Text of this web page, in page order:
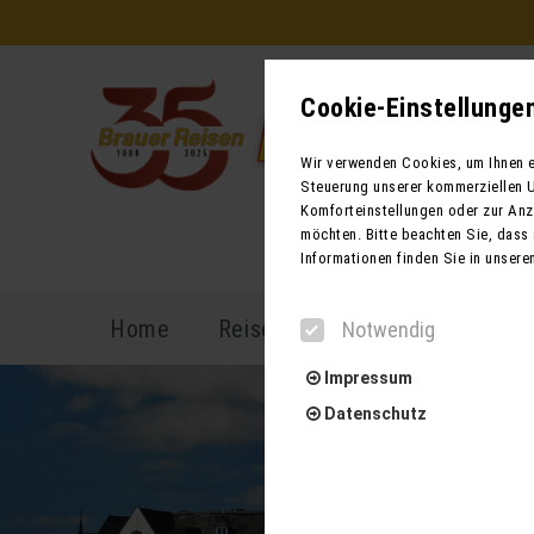
Home Reiseprogramm
Cookie-
Wir verwenden Cookies, um
Steuerung unserer kommerziellen
Komforteinstellungen oder zur
möchten. Bitte beachten Sie,
Informationen finden Sie in
Notwendig
Impressum
Datenschutz